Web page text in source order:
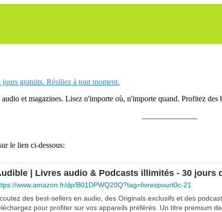
gratuits. Résiliez à tout moment.
et magazines. Lisez n'importe où, n'importe quand. Profitez des
le lien ci-dessous:
| Livres audio & Podcasts illimités - 30 jours
www.amazon.fr/dp/B01DPWQ20Q?tag=livrespourt0c-21
des best-sellers en audio, des Originals exclusifs et des
pour profiter sur vos appareils préférés. Un titre premium